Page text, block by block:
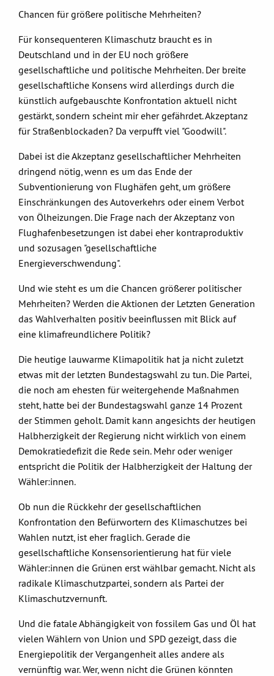
Chancen für größere politische Mehrheiten?
Für konsequenteren Klimaschutz braucht es in
Deutschland und in der EU noch größere
gesellschaftliche und politische Mehrheiten. Der breite
gesellschaftliche Konsens wird allerdings durch die
künstlich aufgebauschte Konfrontation aktuell nicht
gestärkt, sondern scheint mir eher gefährdet. Akzeptanz
für Straßenblockaden? Da verpufft viel "Goodwill".
Dabei ist die Akzeptanz gesellschaftlicher Mehrheiten
dringend nötig, wenn es um das Ende der
Subventionierung von Flughäfen geht, um größere
Einschränkungen des Autoverkehrs oder einem Verbot
von Ölheizungen. Die Frage nach der Akzeptanz von
Flughafenbesetzungen ist dabei eher kontraproduktiv
und sozusagen "gesellschaftliche
Energieverschwendung".
Und wie steht es um die Chancen größerer politischer
Mehrheiten? Werden die Aktionen der Letzten Generation
das Wahlverhalten positiv beeinflussen mit Blick auf
eine klimafreundlichere Politik?
Die heutige lauwarme Klimapolitik hat ja nicht zuletzt
etwas mit der letzten Bundestagswahl zu tun. Die Partei,
die noch am ehesten für weitergehende Maßnahmen
steht, hatte bei der Bundestagswahl ganze 14 Prozent
der Stimmen geholt. Damit kann angesichts der heutigen
Halbherzigkeit der Regierung nicht wirklich von einem
Demokratiedefizit die Rede sein. Mehr oder weniger
entspricht die Politik der Halbherzigkeit der Haltung der
Wähler:innen.
Ob nun die Rückkehr der gesellschaftlichen
Konfrontation den Befürwortern des Klimaschutzes bei
Wahlen nutzt, ist eher fraglich. Gerade die
gesellschaftliche Konsensorientierung hat für viele
Wähler:innen die Grünen erst wählbar gemacht. Nicht als
radikale Klimaschutzpartei, sondern als Partei der
Klimaschutzvernunft.
Und die fatale Abhängigkeit von fossilem Gas und Öl hat
vielen Wählern von Union und SPD gezeigt, dass die
Energiepolitik der Vergangenheit alles andere als
vernünftig war. Wer, wenn nicht die Grünen könnten